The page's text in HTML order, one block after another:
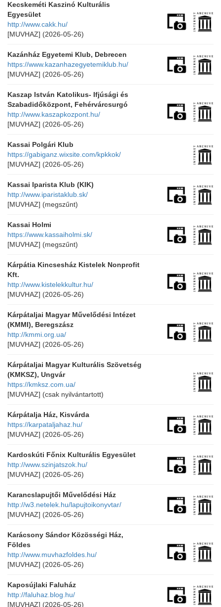
Kecskeméti Kaszinó Kulturális
Egyesület
http://www.cakk.hu/
[MUVHAZ] (2026-05-26)
Kazánház Egyetemi Klub, Debrecen
https://www.kazanhazegyetemiklub.hu/
[MUVHAZ] (2026-05-26)
Kaszap István Katolikus- Ifjúsági és
Szabadidőközpont, Fehérvárcsurgó
http://www.kaszapkozpont.hu/
[MUVHAZ] (2026-05-26)
Kassai Polgári Klub
https://gabiganz.wixsite.com/kpkkok/
[MUVHAZ] (2026-05-26)
Kassai Iparista Klub (KIK)
http://www.iparistaklub.sk/
[MUVHAZ] (megszűnt)
Kassai Holmi
https://www.kassaiholmi.sk/
[MUVHAZ] (megszűnt)
Kárpátia Kincsesház Kistelek Nonprofit
Kft.
http://www.kistelekkultur.hu/
[MUVHAZ] (2026-05-26)
Kárpátaljai Magyar Művelődési Intézet
(KMMI), Beregszász
http://kmmi.org.ua/
[MUVHAZ] (2026-05-26)
Kárpátaljai Magyar Kulturális Szövetség
(KMKSZ), Ungvár
https://kmksz.com.ua/
[MUVHAZ] (csak nyilvántartott)
Kárpátalja Ház, Kisvárda
https://karpataljahaz.hu/
[MUVHAZ] (2026-05-26)
Kardoskúti Főnix Kulturális Egyesület
http://www.szinjatszok.hu/
[MUVHAZ] (2026-05-26)
Karancslapujtői Művelődési Ház
http://w3.netelek.hu/lapujtoikonyvtar/
[MUVHAZ] (2026-05-26)
Karácsony Sándor Közösségi Ház,
Földes
http://www.muvhazfoldes.hu/
[MUVHAZ] (2026-05-26)
Kaposújlaki Faluház
http://faluhaz.blog.hu/
[MUVHAZ] (2026-05-26)